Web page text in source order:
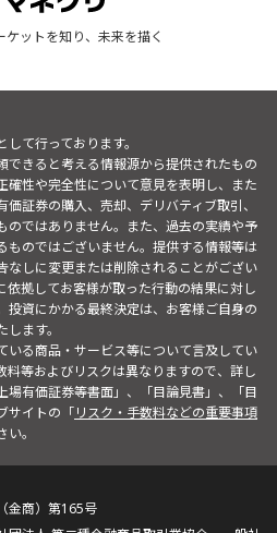
ケットを知り、未来を描く
て行っております。
できると考える情報源から提供されたもの
確性や完全性について意見を表明し、また
証券の購入、売却、デリバティブ取引、
のではありません。また、過去の実績や予
ものではございません。提供する情報等は
なしに変更または削除されることがござい
依拠してお客様が取った行動の結果に対し
投資にかかる最終決定は、お客様ご自身の
ます。
いる商品・サービス等について言及してい
料等およびリスクは異なりますので、詳し
場有価証券等書面」、「目論見書」、「目
サイトの「リスク・手数料などの重要事項
。
金商）第165号